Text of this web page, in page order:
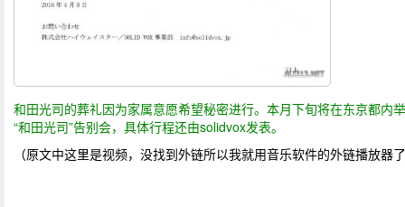
和田光司的葬礼因为家属意愿希望秘密进行。本月下旬将在东京都内
“和田光司”告别会，具体行程还由solidvox发表。
（原文中这里是视频，没找到外链所以我就用音乐软件的外链播放器